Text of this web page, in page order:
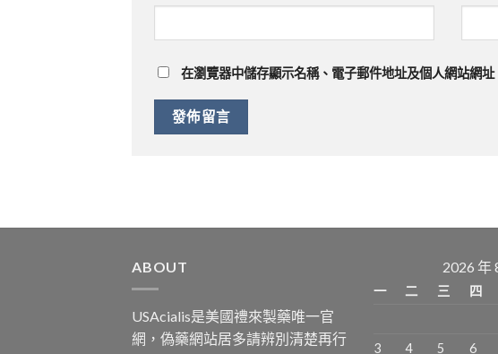
在瀏覽器中儲存顯示名稱、電子郵件地址及個人網站網
ABOUT
USAcialis是美國禮來製藥唯一官
網，偽藥網站居多請辨別清楚再行
2026 年
一 二 三 四
3
4 5 6